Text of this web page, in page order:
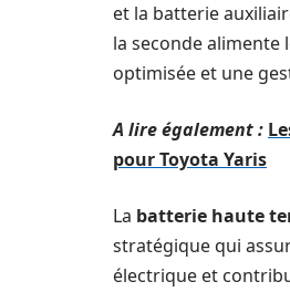
et la batterie
la seconde alimente
optimisée et une
A lire également :
pour Toyota Yaris
La batterie haute
stratégique qui
électrique et